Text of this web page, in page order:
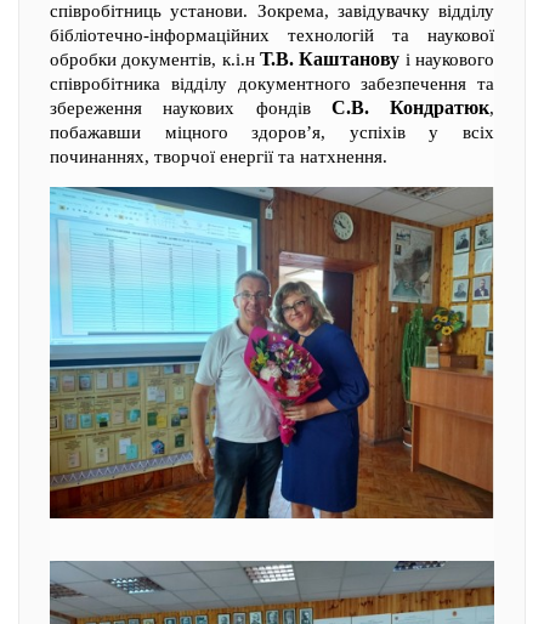
співробітниць установи. Зокрема, завідувачку відділу
бібліотечно-інформаційних технологій та наукової
обробки документів, к.і.н Т.В. Каштанову і наукового
співробітника відділу документного забезпечення та
збереження наукових фондів С.В. Кондратюк,
побажавши міцного здоров’я, успіхів у всіх
починаннях, творчої енергії та натхнення.